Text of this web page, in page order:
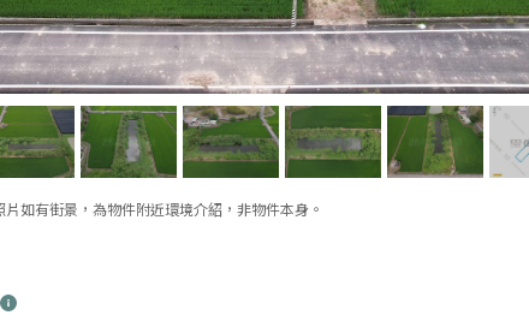
如有街景，為物件附近環境介紹，非物件本身。